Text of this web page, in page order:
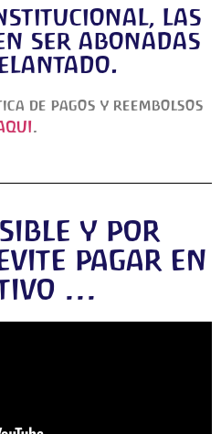
las
ser abonadas
de pagos y reembolsos
.
y por
pagar en
...